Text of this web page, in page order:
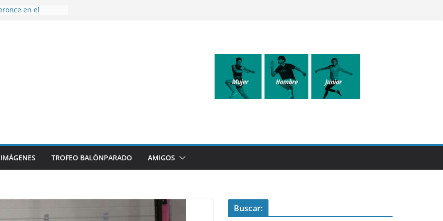
en el
la plantilla y
de
sumando
IMÁGENES TROFEO BALÓNPARADO AMIGOS
Buscar: